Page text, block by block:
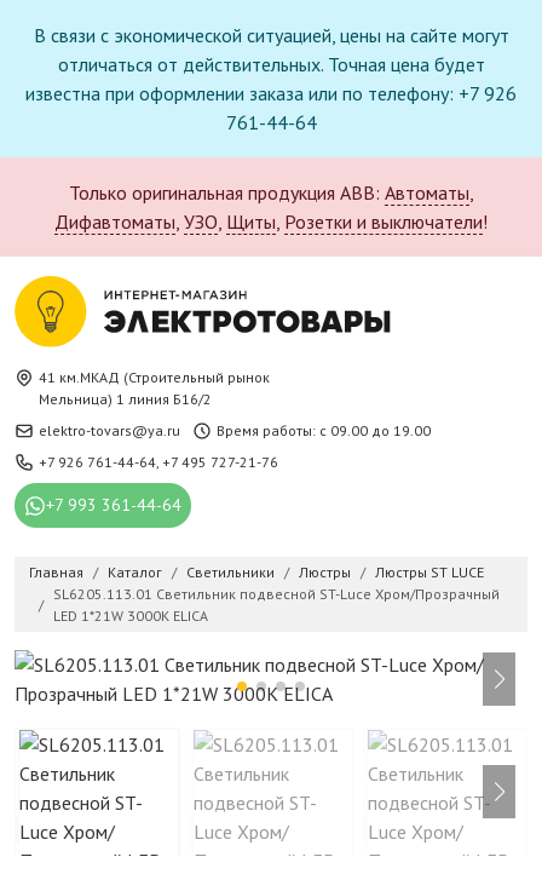
В связи с экономической ситуацией, цены на сайте могут
отличаться от действительных. Точная цена будет
известна при оформлении заказа или по телефону: +7 926
761-44-64
Только оригинальная продукция ABB: Автоматы,
Дифавтоматы, УЗО, Щиты, Розетки и выключатели!
41 км.МКАД (Строительный рынок
Мельница) 1 линия Б16/2
elektro-tovars@ya.ru
Время работы: с 09.00 до 19.00
+7 926 761-44-64, +7 495 727-21-76
+7 993 361-44-64
Главная Каталог Светильники Люстры
Люстры ST LUCE
SL6205.113.01 Светильник подвесной ST-Luce Хром/Прозрачный
LED 1*21W 3000K ELICA